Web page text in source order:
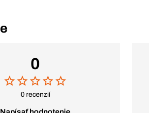
0
0 recenzií